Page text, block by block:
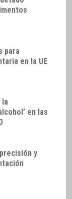
para
en la UE
la
en las
y